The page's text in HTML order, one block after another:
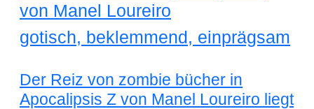
von Manel Loureiro
gotisch, beklemmend, einprägsam
Der Reiz von zombie bücher in
Apocalipsis Z von Manel Loureiro liegt